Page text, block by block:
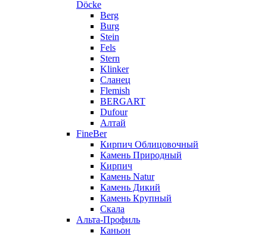
Döcke
Berg
Burg
Stein
Fels
Stern
Klinker
Сланец
Flemish
BERGART
Dufour
Алтай
FineBer
Кирпич Облицовочный
Камень Природный
Кирпич
Камень Natur
Камень Дикий
Камень Крупный
Скала
Альта-Профиль
Каньон